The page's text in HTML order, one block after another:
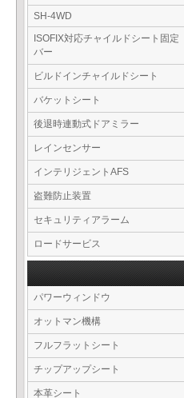
SH-4WD
ISOFIX対応チャイルドシート固定
バー
ビルドインチャイルドシート
バケットシート
後退時連動式ドアミラー
レインセンサー
インテリジェントAFS
盗難防止装置
セキュリティアラーム
ロードサービス
パワーウィンドウ
オットマン機構
フルフラットシート
チップアップシート
本革シート